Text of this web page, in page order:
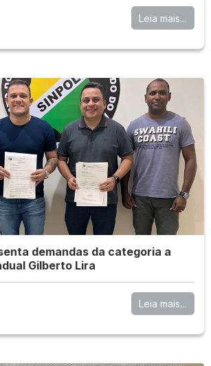
Leia mais...
demandas da categoria a
Gilberto Lira
Leia mais...